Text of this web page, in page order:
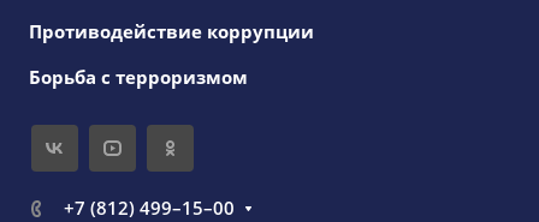
Противодействие коррупции
Борьба с терроризмом
+7 (812) 499–15–00